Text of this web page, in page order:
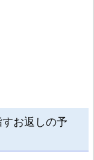
お返しの予